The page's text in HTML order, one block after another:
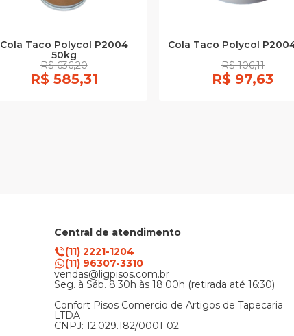
Cola Taco Polycol P2004
50kg
R$ 636,20
R$ 585,31
Cola Taco Polycol
R$ 106,11
R$ 97,63
Central de atendimento
(11) 2221-1204
(11) 96307-3310
vendas@ligpisos.com.br
Seg. à Sáb. 8:30h às 18:00h (retirada até 16:30)
Confort Pisos Comercio de Artigos de Tapecaria
LTDA
CNPJ: 12.029.182/0001-02